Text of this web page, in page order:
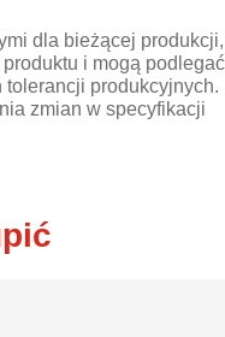
dla bieżącej produkcji,
i mogą podlegać
produkcyjnych.
zmian w specyfikacji